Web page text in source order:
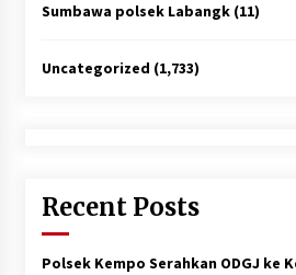
Sumbawa polsek Labangk(11)
Uncategorized (1,733)
Recent Posts
Polsek Kempo Serahkan ODGJ ke